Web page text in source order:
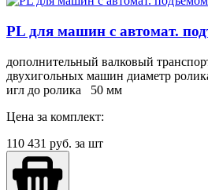
PL для машин с автомат.
дополнительный валковый
двухигольных машин диаметр
игл до ролика 50 мм
Цена за комплект:
110 431 руб. за шт